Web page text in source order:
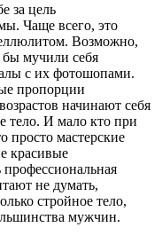
за цель
Чаще всего, это
Возможно,
мучили себя
с их фотошопами.
пропорции
начинают себя
тело. И мало кто при
просто мастерские
красивые
не думать,
стройное тело,
мужчин.